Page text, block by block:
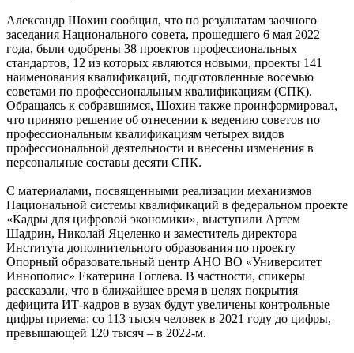
Александр Шохин сообщил, что по результатам заочного
заседания Национального совета, прошедшего 6 мая 2022
года, были одобрены 38 проектов профессиональных
стандартов, 12 из которых являются новыми, проекты 141
наименования квалификаций, подготовленные восемью
советами по профессиональным квалификациям (СПК).
Обращаясь к собравшимся, Шохин также проинформировал,
что принято решение об отнесении к ведению советов по
профессиональным квалификациям четырех видов
профессиональной деятельности и внесены изменения в
персональные составы десяти СПК.
С материалами, посвященными реализации механизмов
Национальной системы квалификаций в федеральном проекте
«Кадры для цифровой экономики», выступили Артем
Шадрин, Николай Яцеленко и заместитель директора
Института дополнительного образования по проекту
Опорный образовательный центр АНО ВО «Университет
Иннополис» Екатерина Гоглева. В частности, спикеры
рассказали, что в ближайшее время в целях покрытия
дефицита ИТ-кадров в вузах будут увеличены контрольные
цифры приема: со 113 тысяч человек в 2021 году до цифры,
превышающей 120 тысяч – в 2022-м.